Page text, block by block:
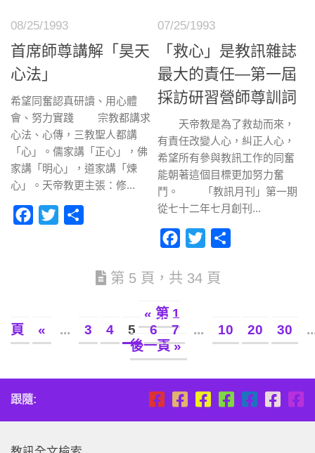
08/25/1993
首席師尊講解「昊天
心法」
希望同奮認真研讀、用心體
會、努力實踐 宗教都講求
心法、心傳，三教聖人都講
「心」。儒家講「正心」，佛
家講「明心」，道家講「煉
心」。天帝教更主張：修...
Facebook
Twitter
07/25/1993
「救心」是教訊雜誌
最大的責任—第一屆
採訪研習營師尊訓詞
天帝教是為了救劫而來，
有責任改變人心，糾正人心，
希望所有參與教訊工作的同奮
能朝著這個目標更加努力奮
鬥。 「教訊月刊」第一期
從七十二年七月創刊...
Facebook
Twitter
第 5 頁，共 34 頁
« 第 1
頁
« ... 3 4 5 6 7 ... 10 20 30
後一頁 »
跟隨: